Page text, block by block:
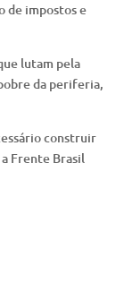
de impostos e
lutam pela
da periferia,
construir
Frente Brasil